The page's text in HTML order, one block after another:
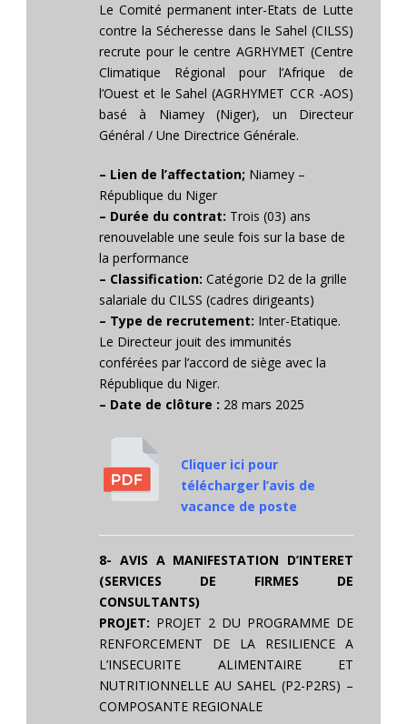
Le Comité permanent inter-Etats de Lutte
contre la Sécheresse dans le Sahel (CILSS)
recrute pour le centre AGRHYMET (Centre
Climatique Régional pour l’Afrique de
l’Ouest et le Sahel (AGRHYMET CCR -AOS)
basé à Niamey (Niger), un Directeur
Général / Une Directrice Générale.
– Lien de l’affectation; Niamey –
République du Niger
– Durée du contrat: Trois (03) ans
renouvelable une seule fois sur la base de
la performance
– Classification: Catégorie D2 de la grille
salariale du CILSS (cadres dirigeants)
– Type de recrutement: Inter-Etatique.
Le Directeur jouit des immunités
conférées par l’accord de siège avec la
République du Niger.
– Date de clôture : 28 mars 2025
Cliquer ici pour
télécharger l’avis de
vacance de poste
8- AVIS A MANIFESTATION D’INTERET
(SERVICES DE FIRMES DE
CONSULTANTS)
PROJET: PROJET 2 DU PROGRAMME DE
RENFORCEMENT DE LA RESILIENCE A
L’INSECURITE ALIMENTAIRE ET
NUTRITIONNELLE AU SAHEL (P2-P2RS) –
COMPOSANTE REGIONALE